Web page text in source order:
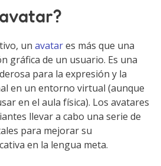
un avatares más que una
gráfica de un usuario. Es una
para la expresión y la
en un entorno virtual (aunque
en el aula física). Los avatares
llevar a cabo una serie de
para mejorar su
en la lengua meta.